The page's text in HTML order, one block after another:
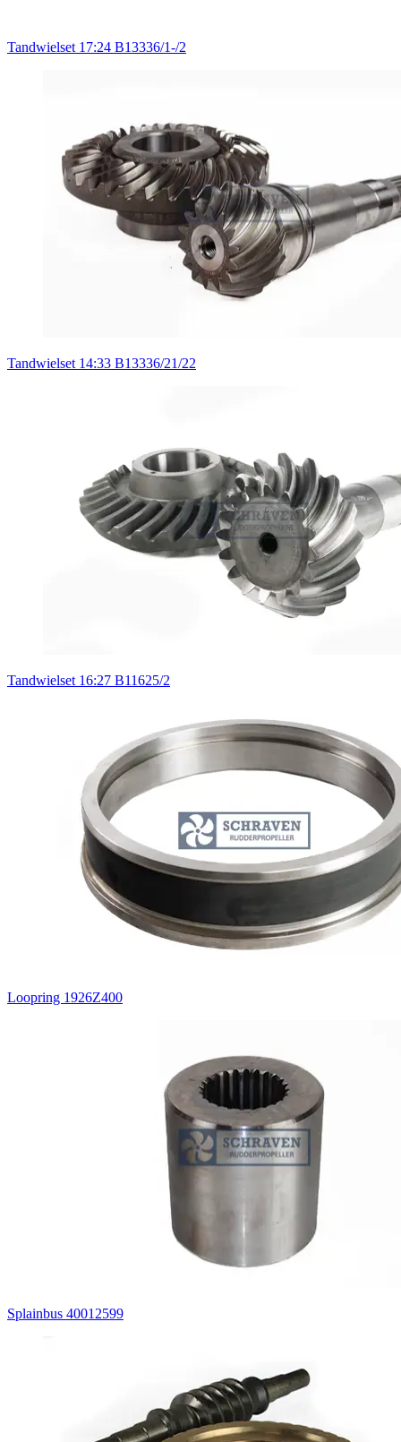
Tandwielset 17:24 B13336/1-/2
Tandwielset 14:33 B13336/21/22
Tandwielset 16:27 B11625/2
Loopring 1926Z400
Splainbus 40012599